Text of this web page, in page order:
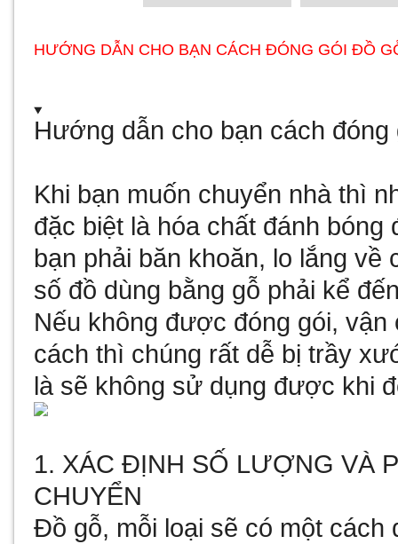
HƯỚNG DẪN CHO BẠN CÁCH ĐÓNG GÓI ĐỒ
Hướng dẫn cho bạn cách đóng
Khi bạn muốn chuyển nhà thì
đặc biệt là hóa chất đánh bóng
bạn phải băn khoăn, lo lắng
số đồ dùng bằng gỗ phải kể
Nếu không được đóng gói,
cách thì chúng rất dễ bị trầy
là sẽ không sử dụng được khi
1. XÁC ĐỊNH SỐ LƯỢNG VÀ
CHUYỂN
Đồ gỗ, mỗi loại sẽ có một cách